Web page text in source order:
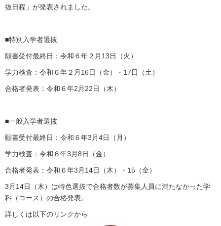
抜日程」が発表されました。
■特別入学者選抜
願書受付最終日：令和６年２月13日（火）
学力検査：令和６年２月16日（金）・17日（土）
合格者発表：令和６年2月22日（木）
■一般入学者選抜
願書受付最終日：令和６年3月4日（月）
学力検査：令和６年3月8日（金）
合格者発表：令和６年3月14日（木）・15（金）
3月14日（木）は特色選抜で合格者数が募集人員に満たなかった学
科（コース）の合格発表。
詳しくは以下のリンクから